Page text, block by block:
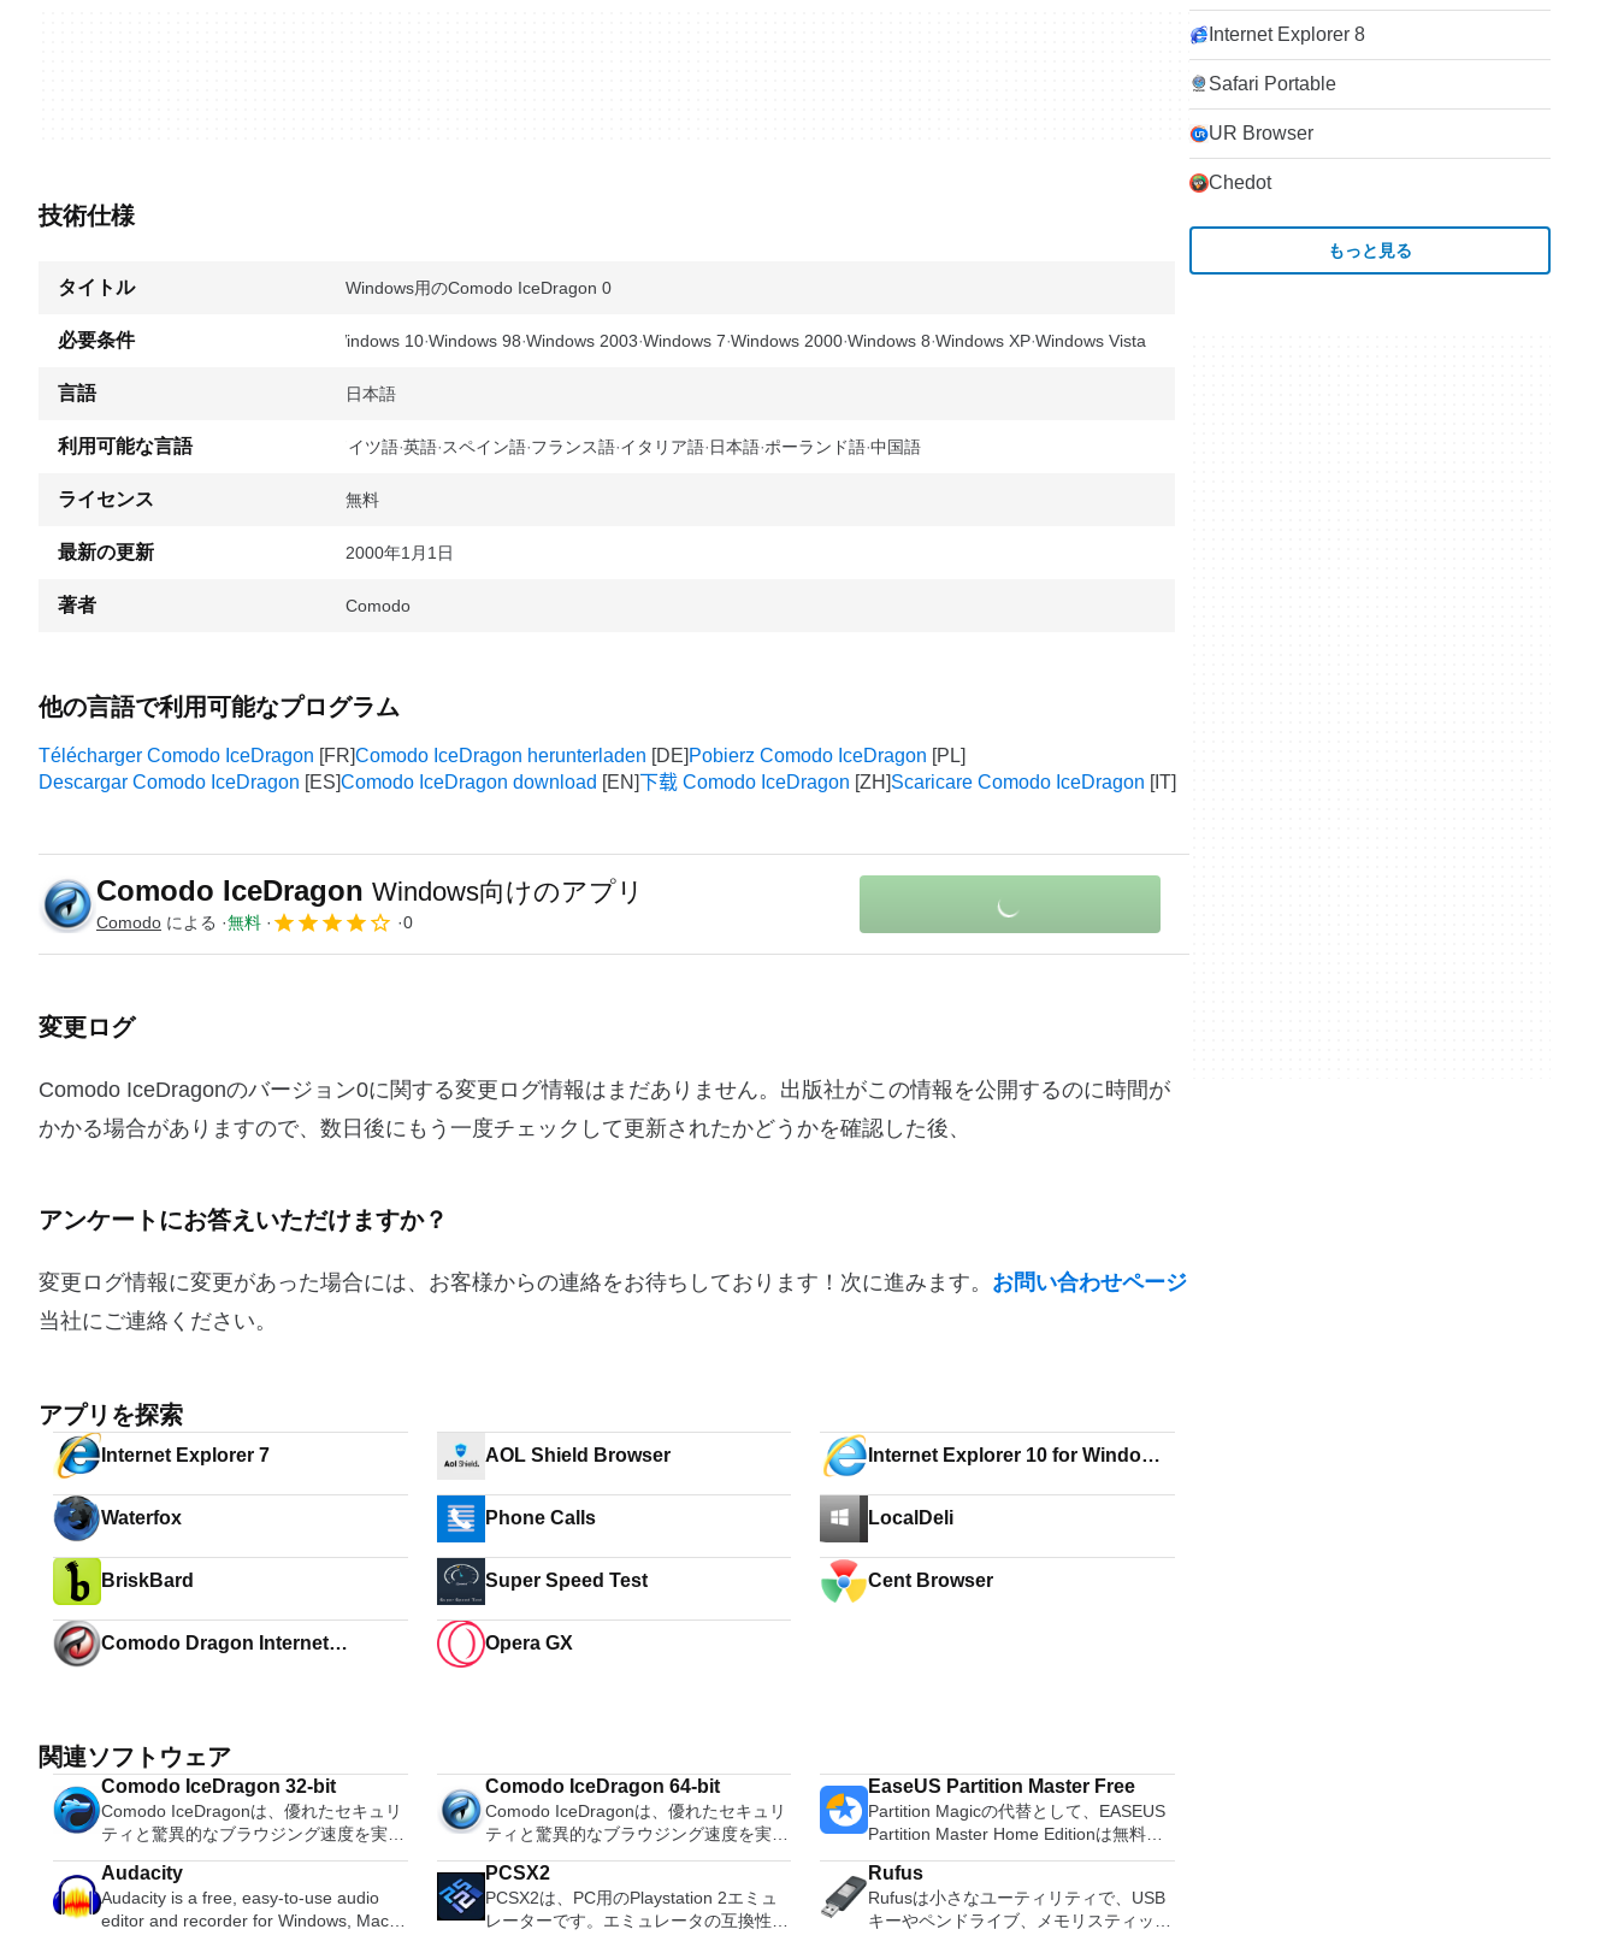
技術仕様
タイトル Windows用のComodo IceDragon 0
必要条件 Windows 10 Windows 98 Windows 2003 Windows 7 Windows 2000 Windows 8 Windows XP Windows Vista
言語 日本語
利用可能な言語 ドイツ語 英語 スペイン語 フランス語 イタリア語 日本語 ポーランド語 中国語
ライセンス 無料
最新の更新 2000年1月1日
著者 Comodo
他の言語で利用可能なプログラム
Télécharger Comodo IceDragon Comodo IceDragon herunterladen
Pobierz Comodo IceDragon
Descargar Comodo IceDragon
Comodo IceDragon download 下载 Comodo IceDragon Scaricare Comodo IceDragon
Comodo IceDragon Windows向けのアプリ
Comodo による 無料 0
変更ログ
Comodo IceDragonのバージョン0に関する変更ログ情報はまだありません。出版社がこの情報を公開するのに時間が
かかる場合がありますので、数日後にもう一度チェックして更新されたかどうかを確認した後、
アンケートにお答えいただけますか？
変更ログ情報に変更があった場合には、お客様からの連絡をお待ちしております！次に進みます。 お問い合わせページ
当社にご連絡ください。
アプリを探索
Internet Explorer 7 AOL Shield Browser
Internet Explorer 10 for Windows
Waterfox
Phone Calls LocalDeli
BriskBard Super Speed Test Cent Browser
Comodo Dragon Internet
Opera GX
関連ソフトウェア
Comodo IceDragon 32-bit
Comodo IceDragonは、優れたセキュリ
ティと驚異的なブラウジング速度を実現
するFirefoxベースのWebブラウザーで
す。 IceDragonをダウンロードすると、
インターネット接続を設定してComodo
のSecureDNSサービスを使用するオプ
Comodo IceDragon 64-bit
Comodo IceDragonは、優れたセキュリ
ティと驚異的なブラウジング速度を実現
するFirefoxベースのWebブラウザーで
す。 IceDragonをダウンロードすると、
インターネット接続を設定してComodo
のSecureDNSサービスを使用するオプ
EaseUS Partition Master Free
Partition Magicの代替として、EASEUS
Partition Master Home Editionは無料の
オールインワンパーティションソリュー
ションおよびディスク管理ユーティリテ
ィです。パーティションの拡張（特にシ
ステムドライブ用）、ディスク領域の管
Audacity
Audacity is a free, easy-to-use audio
editor and recorder for Windows, Mac
PCSX2
PCSX2は、PC用のPlaystation 2エミュ
レーターです。エミュレータの互換性率
Rufus
Rufusは小さなユーティリティで、USB
キーやペンドライブ、メモリスティック
Internet Explorer 8
Safari Portable
UR Browser
Chedot
もっと見る